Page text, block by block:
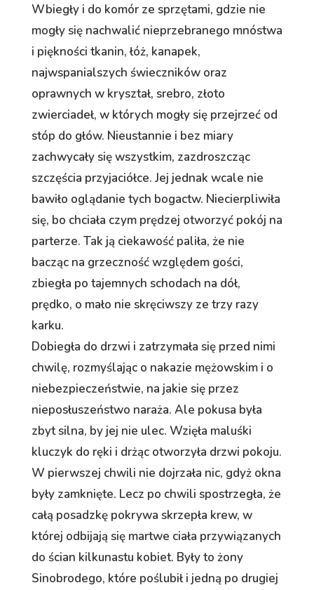
Wbiegły i do komór ze sprzętami, gdzie nie
mogły się nachwalić nieprzebranego mnóstwa
i piękności tkanin, łóż, kanapek,
najwspanialszych świeczników oraz
oprawnych w kryształ, srebro, złoto
zwierciadeł, w których mogły się przejrzeć od
stóp do głów. Nieustannie i bez miary
zachwycały się wszystkim, zazdroszcząc
szczęścia przyjaciółce. Jej jednak wcale nie
bawiło oglądanie tych bogactw. Niecierpliwiła
się, bo chciała czym prędzej otworzyć pokój na
parterze. Tak ją ciekawość paliła, że nie
bacząc na grzeczność względem gości,
zbiegła po tajemnych schodach na dół,
prędko, o mało nie skręciwszy ze trzy razy
karku.
Dobiegła do drzwi i zatrzymała się przed nimi
chwilę, rozmyślając o nakazie mężowskim i o
niebezpieczeństwie, na jakie się przez
nieposłuszeństwo naraża. Ale pokusa była
zbyt silna, by jej nie ulec. Wzięła maluśki
kluczyk do ręki i drżąc otworzyła drzwi pokoju.
W pierwszej chwili nie dojrzała nic, gdyż okna
były zamknięte. Lecz po chwili spostrzegła, że
całą posadzkę pokrywa skrzepła krew, w
której odbijają się martwe ciała przywiązanych
do ścian kilkunastu kobiet. Były to żony
Sinobrodego, które poślubił i jedną po drugiej